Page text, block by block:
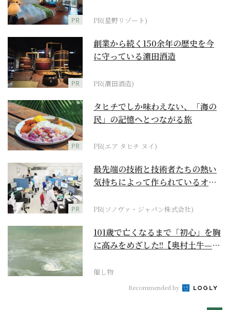
PR PR(星野リゾート)
PR
創業から続く150余年の歴史を今
に守っている濵田酒造
PR(濵田酒造)
PR
タヒチでしか味わえない、「海の
民」の記憶へとつながる旅
PR(エア タヒチ ヌイ)
PR
最先端の技術と技術者たちの熱い
気持ちによって作られているオー
PR(ソノヴァ・ジャパン株式会社)
101歳で亡くなるまで「初心」を胸
に高みをめざした!!【奥村土牛—名
催し物
Recommended by